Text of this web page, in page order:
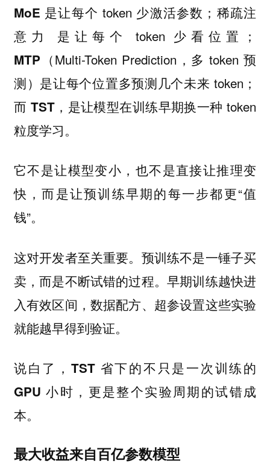
MoE 是让每个 token 少激活参数； 稀疏注
意力
是让每个 token 少看位置；
MTP （Multi-Token Prediction，多 token 预
测）是让每个位置多预测几个未来 token；
而 TST，是让模型在训练早期换一种 token
粒度学习。
它不是让模型变小，也不是直接让推理变
快，而是让预训练早期的每一步都更“值
钱”。
这对开发者至关重要。预训练不是一锤子买
卖，而是不断试错的过程。早期训练越快进
入有效区间，数据配方、超参设置这些实验
就能越早得到验证。
说白了， TST 省下的不只是一次训练的
GPU 小时，更是整个实验周期的试错成
本。
最大收益来自百亿参数模型